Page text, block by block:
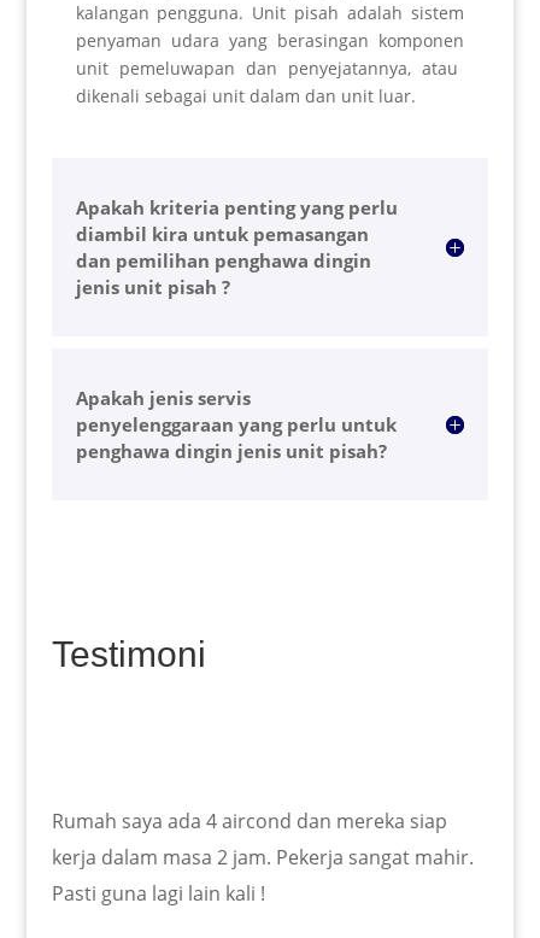
kalangan pengguna. Unit pisah adalah sistem
penyaman udara yang berasingan komponen
unit pemeluwapan dan penyejatannya, atau
dikenali sebagai unit dalam dan unit luar.
Apakah kriteria penting yang perlu
diambil kira untuk pemasangan
dan pemilihan penghawa dingin
jenis unit pisah ?
Apakah jenis servis
penyelenggaraan yang perlu untuk
penghawa dingin jenis unit pisah?
Testimoni
Rumah saya ada 4 aircond dan mereka siap
kerja dalam masa 2 jam. Pekerja sangat mahir.
Pasti guna lagi lain kali !